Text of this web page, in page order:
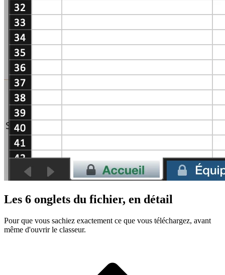
Les 6 onglets du fichier, en détail
Pour que vous sachiez exactement ce que vous téléchargez, avant
même d'ouvrir le classeur.